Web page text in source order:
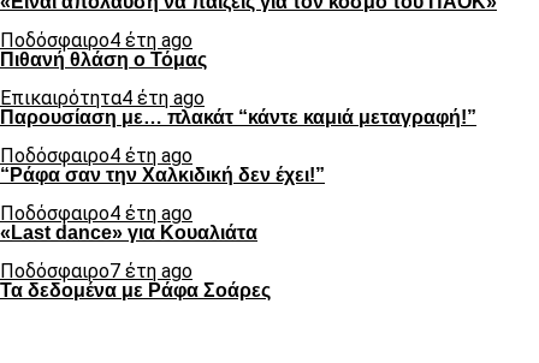
Ποδόσφαιρο4 έτη ago
Πιθανή θλάση ο Τόμας
Επικαιρότητα4 έτη ago
Παρουσίαση με… πλακάτ “κάντε καμιά μεταγραφή!”
Ποδόσφαιρο4 έτη ago
“Ράφα σαν την Χαλκιδική δεν έχει!”
Ποδόσφαιρο4 έτη ago
«Last dance» για Κουαλιάτα
Ποδόσφαιρο7 έτη ago
Τα δεδομένα με Ράφα Σοάρες